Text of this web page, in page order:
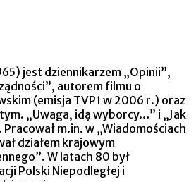
jest dziennikarzem „Opinii”,
autorem filmu o
(emisja TVP1 w 2006 r.) oraz
„Uwaga, idą wyborcy…” i „Jak
m.in. w „Wiadomościach
działem krajowym
W latach 80 był
Polski Niepodległej i